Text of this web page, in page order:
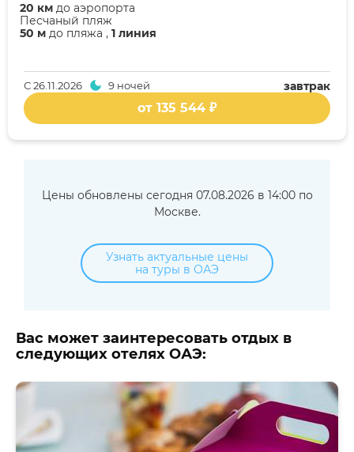
50 м до пляжа , 1 линия
Песчаный пляж
20 км до аэропорта
завтрак
С26.11.2026 9 ночей
от 135 544 ₽
Цены обновлены сегодня 07.08.2026 в 14:00 по
Москве.
Узнать актуальные цены
на туры в ОАЭ
Вас может заинтересовать отдых в
следующих отелях ОАЭ: